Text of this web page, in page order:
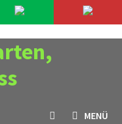
MENÜ